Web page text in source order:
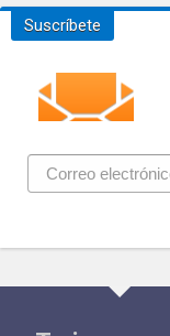
Suscríbete